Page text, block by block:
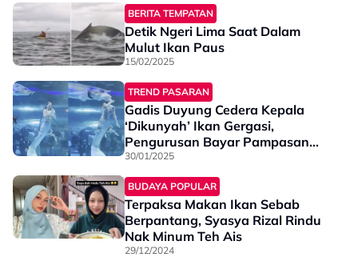
BERITA TEMPATAN
Detik Ngeri Lima Saat Dalam
Mulut Ikan Paus
15/02/2025
TREND PASARAN
Gadis Duyung Cedera Kepala
‘Dikunyah’ Ikan Gergasi,
Pengurusan Bayar Pampasan
RM426
30/01/2025
BUDAYA POPULAR
Terpaksa Makan Ikan Sebab
Berpantang, Syasya Rizal Rindu
Nak Minum Teh Ais
29/12/2024